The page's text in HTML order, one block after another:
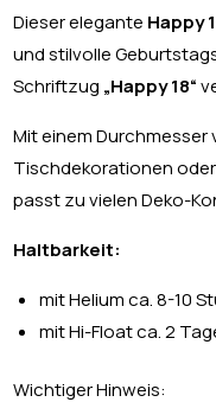
Dieser elegante Happy
und stilvolle
Schriftzug „Happy 18“
Mit einem Durchmesser
Tischdekorationen
passt zu vielen Deko-
Haltbarkeit:
mit Helium ca. 8-10
mit Hi-Float ca. 2
Wichtiger Hinweis: